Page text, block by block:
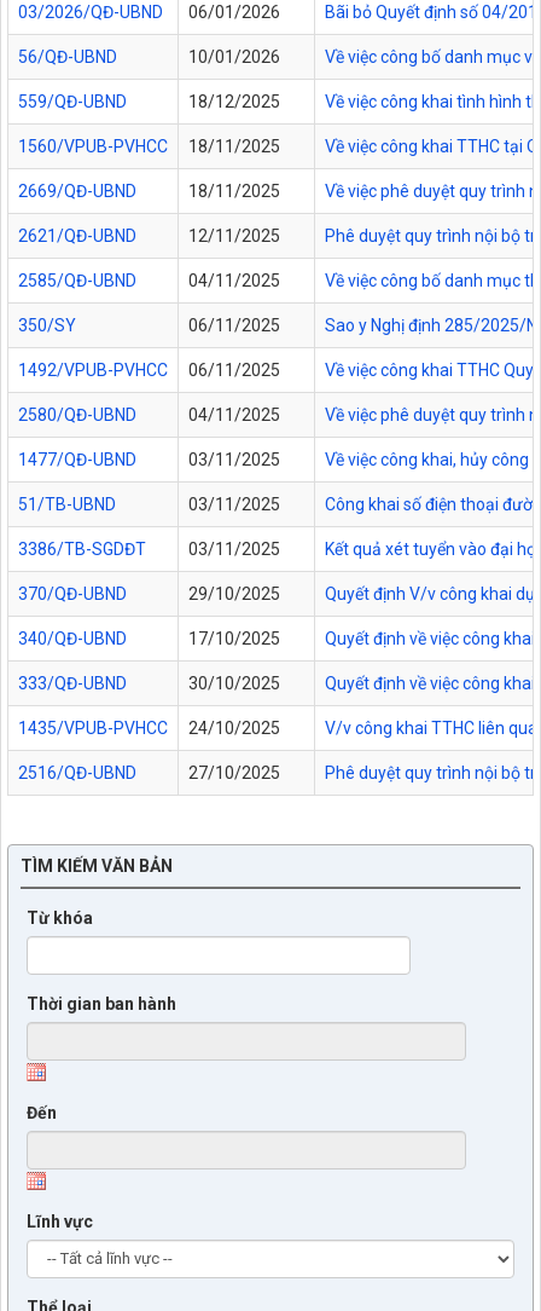
03/2026/QĐ-UBND 06/01/2026 Bãi bỏ Quyết định số 04/
56/QĐ-UBND 10/01/2026 Về việc công bố danh mục
559/QĐ-UBND 18/12/2025 Về việc công khai tình hình
1560/VPUB-PVHCC 18/11/2025 Về việc công khai TTHC tại
2669/QĐ-UBND 18/11/2025 Về việc phê duyệt quy trình
2621/QĐ-UBND 12/11/2025 Phê duyệt quy trình nội bộ
2585/QĐ-UBND 04/11/2025 Về việc công bố danh mục
350/SY 06/11/2025 Sao y Nghị định 285/2025/
1492/VPUB-PVHCC 06/11/2025 Về việc công khai TTHC
2580/QĐ-UBND 04/11/2025 Về việc phê duyệt quy trình
1477/QĐ-UBND 03/11/2025 Về việc công khai, hủy công
51/TB-UBND 03/11/2025 Công khai số điện thoại
3386/TB-SGDĐT 03/11/2025 Kết quả xét tuyển vào đại
370/QĐ-UBND 29/10/2025 Quyết định V/v công khai
340/QĐ-UBND 17/10/2025 Quyết định về việc công
333/QĐ-UBND 30/10/2025 Quyết định về việc công
1435/VPUB-PVHCC 24/10/2025 V/v công khai TTHC liên
2516/QĐ-UBND 27/10/2025 Phê duyệt quy trình nội bộ
TÌM KIẾM VĂN BẢN
Từ khóa
Thời gian ban hành
Đến
Lĩnh vực
Thể loại